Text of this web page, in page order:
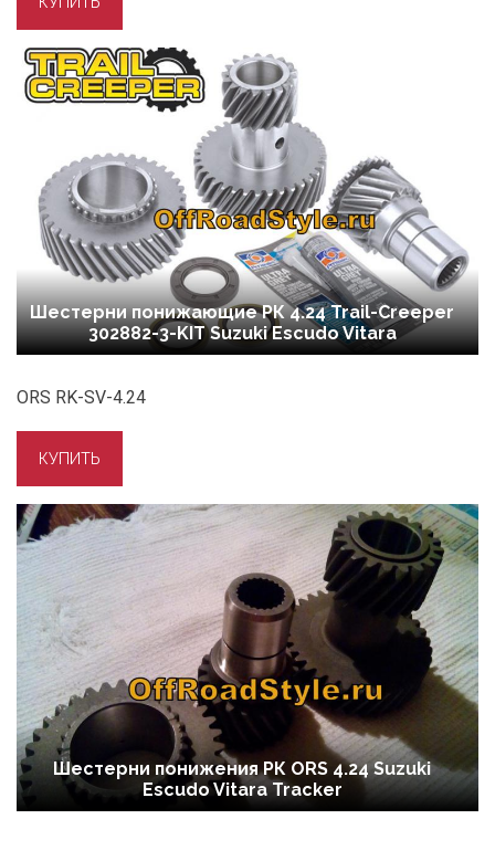
Шестерни понижающие РК 4.24 Trail-Creeper
302882-3-KIT Suzuki Escudo Vitara
ORS RK-SV-4.24
Шестерни понижения РК ORS 4.24 Suzuki
Escudo Vitara Tracker